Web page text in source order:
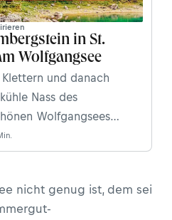
in St.
Wolfgangsee
Klettern und danach
Nass des
Wolfgangsees
sind gute Aussichten
Selbiges hat
gedacht und hat für
hoch über
nicht genug ist, dem sei